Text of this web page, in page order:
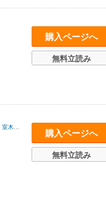
購入ページへ
無料立読み
室木チカ 小林こたろ
購入ページへ
無料立読み